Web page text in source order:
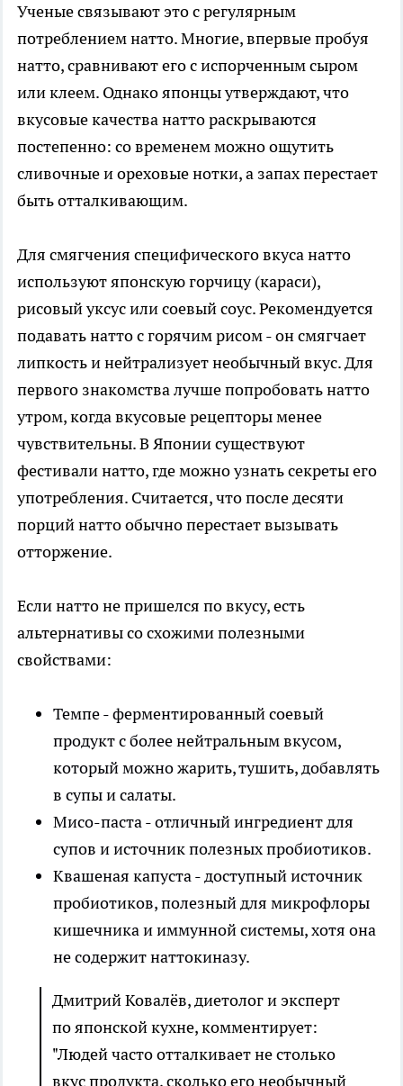
Ученые связывают это с регулярным
потреблением натто. Многие, впервые пробуя
натто, сравнивают его с испорченным сыром
или клеем. Однако японцы утверждают, что
вкусовые качества натто раскрываются
постепенно: со временем можно ощутить
сливочные и ореховые нотки, а запах перестает
быть отталкивающим.
Для смягчения специфического вкуса натто
используют японскую горчицу (караси),
рисовый уксус или соевый соус. Рекомендуется
подавать натто с горячим рисом - он смягчает
липкость и нейтрализует необычный вкус. Для
первого знакомства лучше попробовать натто
утром, когда вкусовые рецепторы менее
чувствительны. В Японии существуют
фестивали натто, где можно узнать секреты его
употребления. Считается, что после десяти
порций натто обычно перестает вызывать
отторжение.
Если натто не пришелся по вкусу, есть
альтернативы со схожими полезными
свойствами:
Темпе - ферментированный соевый
продукт с более нейтральным вкусом,
который можно жарить, тушить, добавлять
в супы и салаты.
Мисо-паста - отличный ингредиент для
супов и источник полезных пробиотиков.
Квашеная капуста - доступный источник
пробиотиков, полезный для микрофлоры
кишечника и иммунной системы, хотя она
не содержит наттокиназу.
Дмитрий Ковалёв, диетолог и эксперт
по японской кухне, комментирует:
"Людей часто отталкивает не столько
вкус продукта, сколько его необычный